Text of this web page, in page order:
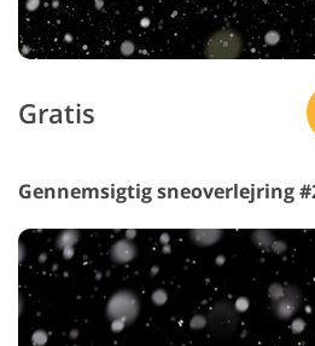
Gratis
Gennemsigtig sneoverlejring